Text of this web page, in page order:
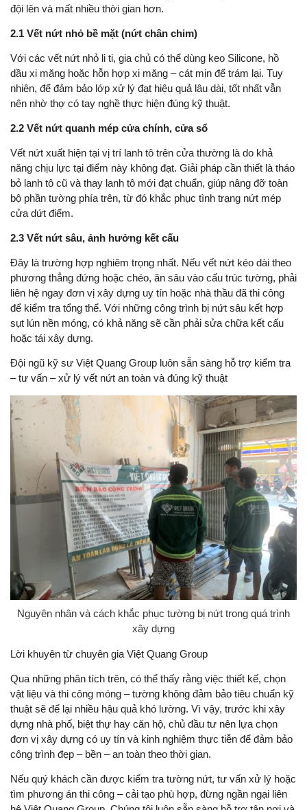
đội lên và mất nhiều thời gian hơn.
2.1 Vết nứt nhỏ bề mặt (nứt chân chim)
Với các vết nứt nhỏ li ti, gia chủ có thể dùng keo Silicone, hồ
dầu xi măng hoặc hỗn hợp xi măng – cát mịn để trám lại. Tuy
nhiên, để đảm bảo lớp xử lý đạt hiệu quả lâu dài, tốt nhất vẫn
nên nhờ thợ có tay nghề thực hiện đúng kỹ thuật.
2.2 Vết nứt quanh mép cửa chính, cửa sổ
Vết nứt xuất hiện tại vị trí lanh tô trên cửa thường là do khả
năng chịu lực tại điểm này không đạt. Giải pháp cần thiết là tháo
bỏ lanh tô cũ và thay lanh tô mới đạt chuẩn, giúp nâng đỡ toàn
bộ phần tường phía trên, từ đó khắc phục tình trạng nứt mép
cửa dứt điểm.
2.3 Vết nứt sâu, ảnh hưởng kết cấu
Đây là trường hợp nghiêm trọng nhất. Nếu vết nứt kéo dài theo
phương thẳng đứng hoặc chéo, ăn sâu vào cấu trúc tường, phải
liên hệ ngay đơn vị xây dựng uy tín hoặc nhà thầu đã thi công
để kiểm tra tổng thể. Với những công trình bị nứt sâu kết hợp
sụt lún nền móng, có khả năng sẽ cần phải sửa chữa kết cấu
hoặc tái xây dựng.
Đội ngũ kỹ sư Việt Quang Group luôn sẵn sàng hỗ trợ kiểm tra
– tư vấn – xử lý vết nứt an toàn và đúng kỹ thuật
Nguyên nhân và cách khắc phục tường bị nứt trong quá trình
xây dựng
Lời khuyên từ chuyên gia Việt Quang Group
Qua những phân tích trên, có thể thấy rằng việc thiết kế, chọn
vật liệu và thi công móng – tường không đảm bảo tiêu chuẩn kỹ
thuật sẽ để lại nhiều hậu quả khó lường. Vì vậy, trước khi xây
dựng nhà phố, biệt thự hay căn hộ, chủ đầu tư nên lựa chọn
đơn vị xây dựng có uy tín và kinh nghiệm thực tiễn để đảm bảo
công trình đẹp – bền – an toàn theo thời gian.
Nếu quý khách cần được kiểm tra tường nứt, tư vấn xử lý hoặc
tìm phương án thi công – cải tạo phù hợp, đừng ngần ngại liên